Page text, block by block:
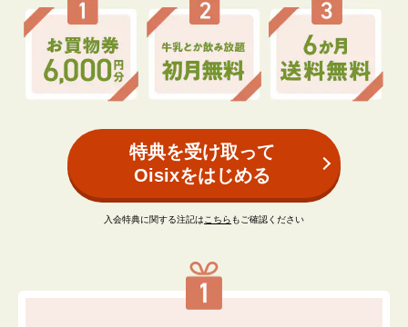
特典を受け取って
Oisixをはじめる
入会特典に関する注記は こちら もご確認ください